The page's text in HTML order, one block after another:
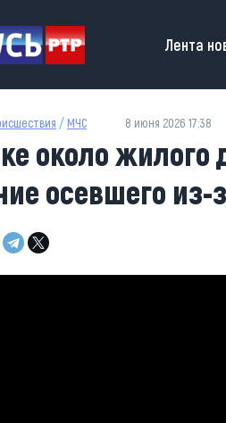
Main
Лента
/ МЧС 8 июня 2026 17:38
около жилого
осевшего из-